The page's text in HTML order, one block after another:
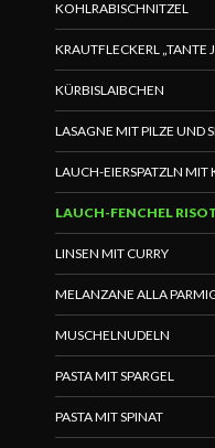
KOHLRABISCHNITZEL
KRAUTFLECKERL „TANTE
KÜRBISLAIBCHEN
LASAGNE MIT PILZE UND
LAUCH-EIERSPATZLN MIT
LAUCH-FENCHEL
LINSEN MIT CURRY
MELANZANE ALLA
MUSCHELNUDELN
PASTA MIT SPARGEL
PASTA MIT SPINAT